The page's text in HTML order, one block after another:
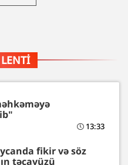
13:33
fikir və söz
təcavüzü